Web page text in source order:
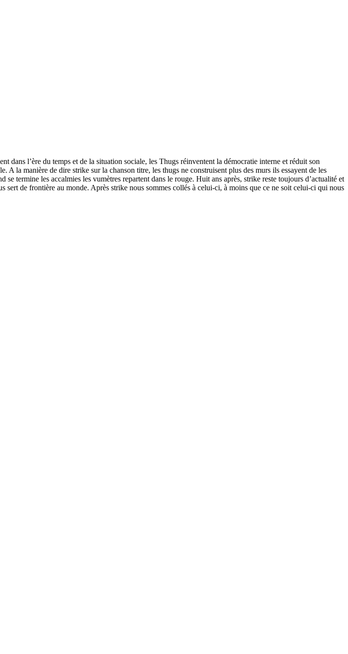
dans l’ère du temps et de la situation sociale, les Thugs réinventent la démocratie interne et réduit son
la manière de dire strike sur la chanson titre, les thugs ne construisent plus des murs ils essayent de les
termine les accalmies les vumètres repartent dans le rouge. Huit ans après, strike reste toujours d’actualité et
sert de frontière au monde. Après strike nous sommes collés à celui-ci, à moins que ce ne soit celui-ci qui nous